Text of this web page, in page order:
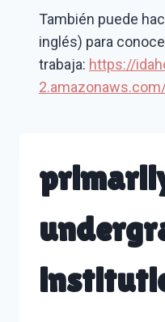
También puede
inglés) para
trabaja: https://